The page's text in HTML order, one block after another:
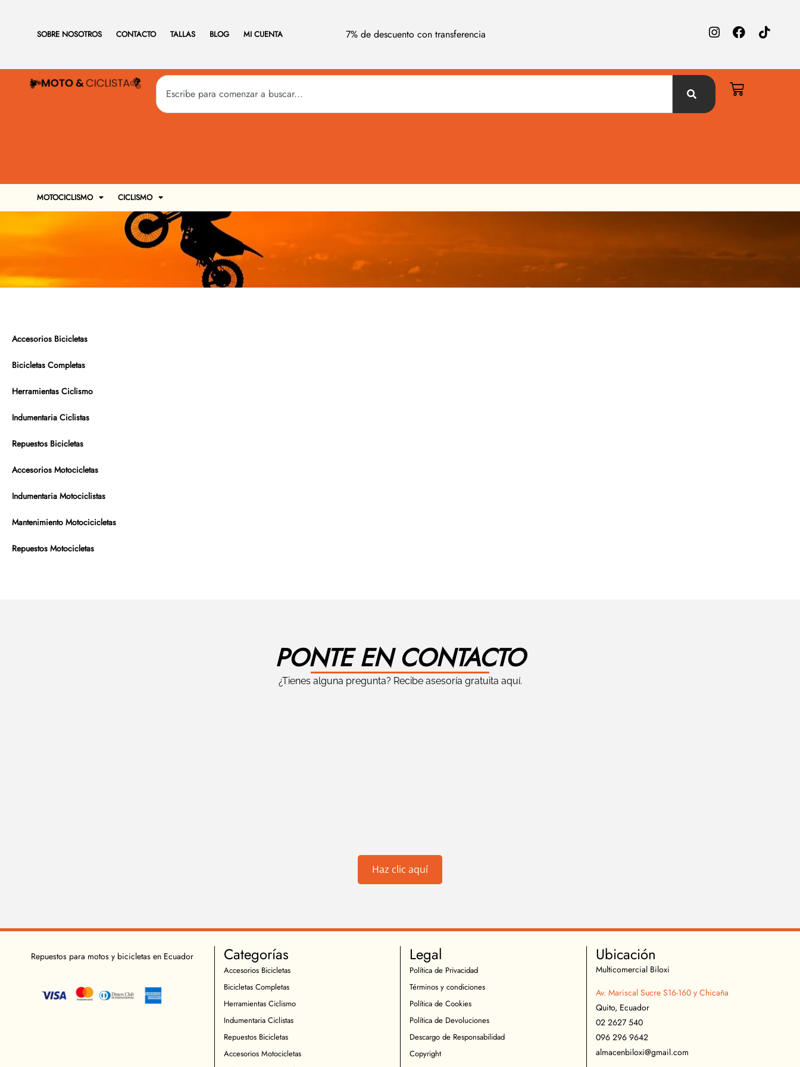
SOBRE NOSOTROS CONTACTO TALLAS BLOG MI CUENTA 7% de descuento con transferencia
MOTOCICLISMO CICLISMO
Accesorios Bicicletas
Bicicletas Completas
Herramientas Ciclismo
Indumentaria Ciclistas
Repuestos Bicicletas
Accesorios Motocicletas
Indumentaria Motociclistas
Mantenimiento Motocicicletas
Repuestos Motocicletas
PONTE EN CONTACTO
¿Tienes alguna pregunta? Recibe asesoría gratuita aquí.
Haz clic aquí
Repuestos para motos y bicicletas en Ecuador Categorías
Accesorios Bicicletas
Bicicletas Completas
Herramientas Ciclismo
Indumentaria Ciclistas
Repuestos Bicicletas
Accesorios Motocicletas
Legal
Política de Privacidad
Términos y condiciones
Política de Cookies
Política de Devoluciones
Descargo de Responsabilidad
Copyright
Ubicación
Multicomercial Biloxi
Av. Mariscal Sucre S16-160 y Chicaña
Quito, Ecuador
02 2627 540
096 296 9642
almacenbiloxi@gmail.com